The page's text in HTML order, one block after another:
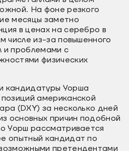
На фоне резкого
месяцы заметно
в ценах на серебро в
числе из-за повышенного
и проблемами с
физических
кандидатуры Уорша
американской
(DXY) за несколько дней
основных причин подобной
Уорш рассматривается
опытный кандидат по
претендентами